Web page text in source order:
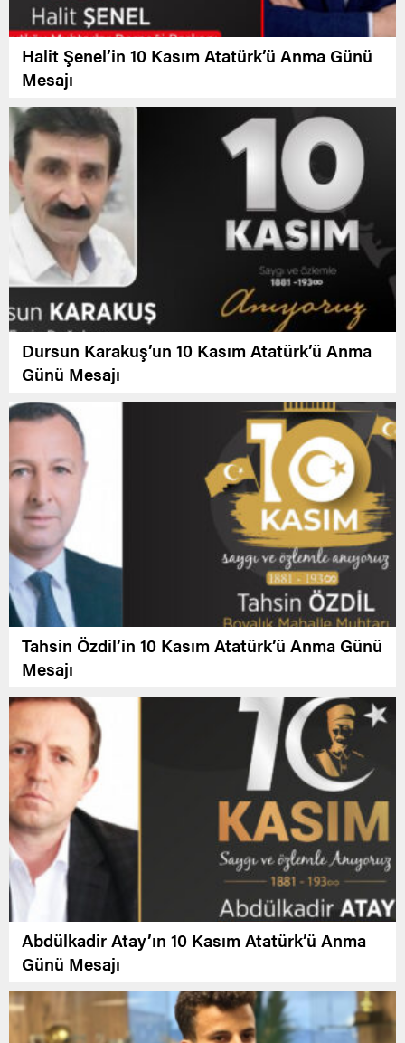
Halit Şenel’in 10 Kasım Atatürk’ü Anma Günü
Mesajı
Dursun Karakuş’un 10 Kasım Atatürk’ü Anma
Günü Mesajı
Tahsin Özdil’in 10 Kasım Atatürk’ü Anma Günü
Mesajı
Abdülkadir Atay’ın 10 Kasım Atatürk’ü Anma
Günü Mesajı